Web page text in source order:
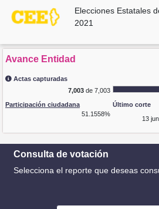
Elecciones Estatales
2021
Avance Entidad
Actas capturadas
7,003de 7,003
Participación ciudadana
51.1558%
Último corte
13
Consulta de votación
Selecciona el reporte que deseas